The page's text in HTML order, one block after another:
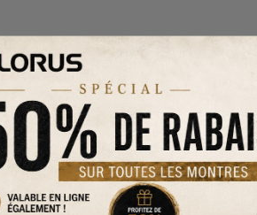
IG SMB805GO8.5
BRACELET EN ACIER OU ACIER/PVD
ACIER/PVD OR